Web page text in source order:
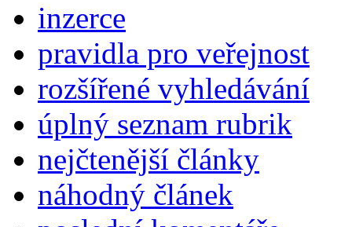
inzerce
pravidla pro veřejnost
rozšířené vyhledávání
úplný seznam rubrik
nejčtenější články
náhodný článek